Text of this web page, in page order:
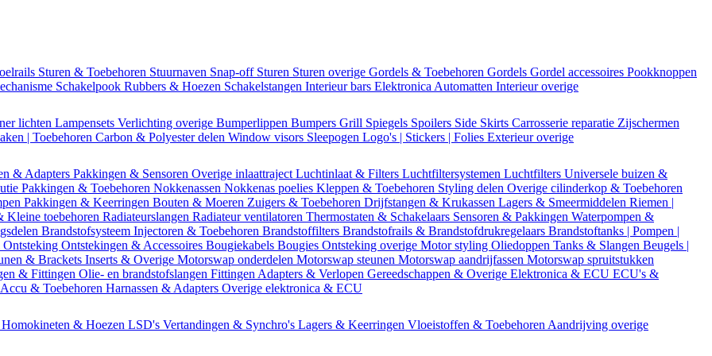
Sturen & Toebehoren Stuurnaven Snap-off Sturen Sturen overige Gordels & Toebehoren Gordels Gordel accessoires Pookknoppen
Schakelpook Rubbers & Hoezen Schakelstangen Interieur bars Elektronica Automatten Interieur overige
lichten Lampensets Verlichting overige Bumperlippen Bumpers Grill Spiegels Spoilers Side Skirts Carrosserie reparatie Zijschermen
| Toebehoren Carbon & Polyester delen Window visors Sleepogen Logo's | Stickers | Folies Exterieur overige
& Adapters Pakkingen & Sensoren Overige inlaattraject Luchtinlaat & Filters Luchtfiltersystemen Luchtfilters Universele buizen &
Pakkingen & Toebehoren Nokkenassen Nokkenas poelies Kleppen & Toebehoren Styling delen Overige cilinderkop & Toebehoren
Pakkingen & Keerringen Bouten & Moeren Zuigers & Toebehoren Drijfstangen & Krukassen Lagers & Smeermiddelen Riemen |
Kleine toebehoren Radiateurslangen Radiateur ventilatoren Thermostaten & Schakelaars Sensoren & Pakkingen Waterpompen &
Brandstofsysteem Injectoren & Toebehoren Brandstoffilters Brandstofrails & Brandstofdrukregelaars Brandstoftanks | Pompen |
Ontsteking Ontstekingen & Accessoires Bougiekabels Bougies Ontsteking overige Motor styling Oliedoppen Tanks & Slangen Beugels |
& Brackets Inserts & Overige Motorswap onderdelen Motorswap steunen Motorswap aandrijfassen Motorswap spruitstukken
& Fittingen Olie- en brandstofslangen Fittingen Adapters & Verlopen Gereedschappen & Overige Elektronica & ECU ECU's &
Accu & Toebehoren Harnassen & Adapters Overige elektronica & ECU
Homokineten & Hoezen LSD's Vertandingen & Synchro's Lagers & Keerringen Vloeistoffen & Toebehoren Aandrijving overige